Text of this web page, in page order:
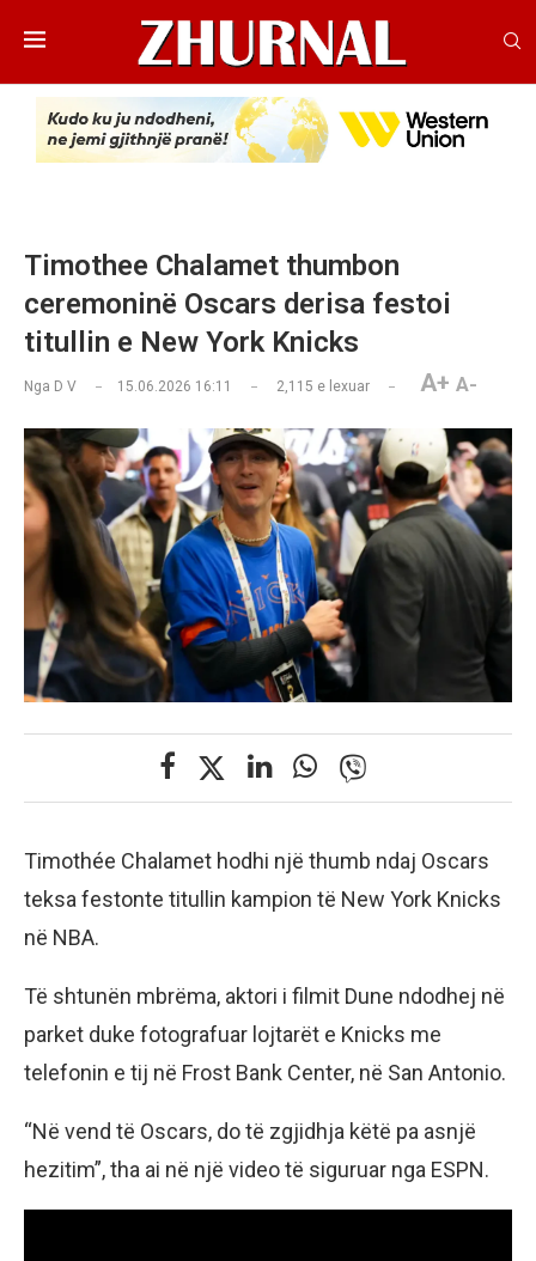
Timothee Chalamet thumbon
ceremoninë Oscars derisa festoi
titullin e New York Knicks
Nga D V 15.06.2026 16:11 2,115 e lexuar A+ A-
Timothée Chalamet hodhi një thumb ndaj Oscars
teksa festonte titullin kampion të New York Knicks
në NBA.
Të shtunën mbrëma, aktori i filmit Dune ndodhej në
parket duke fotografuar lojtarët e Knicks me
telefonin e tij në Frost Bank Center, në San Antonio.
“Në vend të Oscars, do të zgjidhja këtë pa asnjë
hezitim”, tha ai në një video të siguruar nga ESPN.